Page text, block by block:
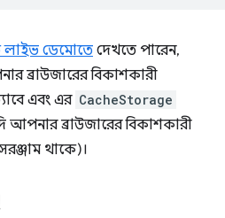
ডেমোতে দেখতে পারেন,
ব্রাউজারের বিকাশকারী
এবং এর CacheStorage
আপনার ব্রাউজারের বিকাশকারী
থাকে)।